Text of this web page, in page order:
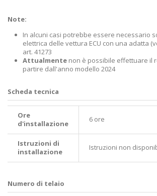
Note:
In alcuni casi potrebbe essere necessario
elettrica delle vettura ECU con una adatta
art. 41273
Attualmente non è possibile effettuare il
partire dall'anno modello 2024
Scheda tecnica
Ore
d'installazione
6 ore
Istruzioni di
installazione
Istruzioni non
Numero di telaio